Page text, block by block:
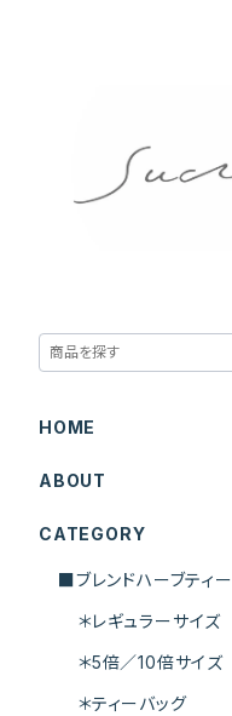
HOME
ABOUT
CATEGORY
■ブレンドハーブティー
＊レギュラーサイズ
＊5倍／10倍サイズ
＊ティーバッグ